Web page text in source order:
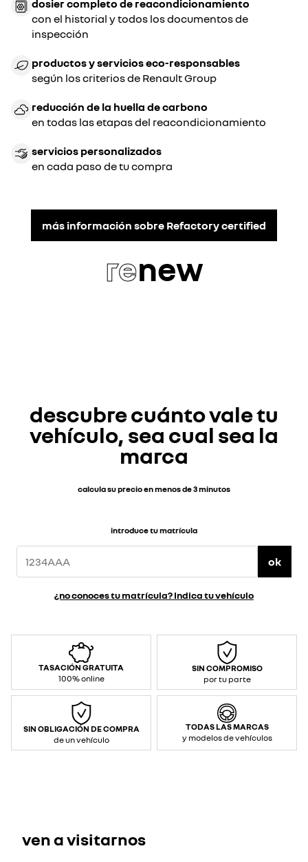
dosier completo de reacondicionamiento
con el historial y todos los documentos de
inspección
productos y servicios eco-responsables
según los criterios de Renault Group
reducción de la huella de carbono
en todas las etapas del reacondicionamiento
servicios personalizados
en cada paso de tu compra
más información sobre Refactory certified
renew
descubre cuánto vale tu
vehículo, sea cual sea la
marca
calcula su precio en menos de 3 minutos
introduce tu matrícula
ok
¿no conoces tu matrícula? Indica tu vehículo
TASACIÓN GRATUITA
100% online
SIN COMPROMISO
por tu parte
SIN OBLIGACIÓN DE COMPRA
de un vehículo
TODAS LAS MARCAS
y modelos de vehículos
ven a visitarnos